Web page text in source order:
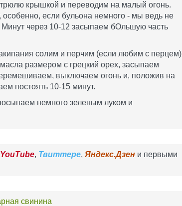
крышкой и переводим на малый огонь.
если бульона немного - мы ведь не
через 10-12 засыпаем бОльшую часть
солим и перчим (если любим с перцем)
масла размером с грецкий орех, засыпаем
выключаем огонь и, положив на
постоять 10-15 минут.
немного зеленым луком и
YouTube, Твиттере, Яндекс.Дзен и первыми
свинина